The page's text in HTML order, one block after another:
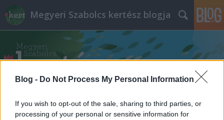
Blog - Do Not Process My Personal Information
If you wish to opt-out of the sale, sharing to third parties, or
processing of your personal or sensitive information for
Megyeri Szabolcs kertész blogja
Címkék»hárs